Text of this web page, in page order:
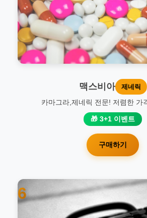
맥스비아 제네릭
카마그라,제네릭 전문! 저렴한 가
🎁 3+1 이벤트
구매하기
6